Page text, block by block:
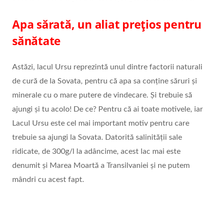
Apa sărată, un aliat prețios pentru
sănătate
Astăzi, lacul Ursu reprezintă unul dintre factorii naturali
de cură de la Sovata, pentru că apa sa conține săruri și
minerale cu o mare putere de vindecare. Și trebuie să
ajungi și tu acolo! De ce? Pentru că ai toate motivele, iar
Lacul Ursu este cel mai important motiv pentru care
trebuie sa ajungi la Sovata. Datorită salinității sale
ridicate, de 300g/l la adâncime, acest lac mai este
denumit și Marea Moartă a Transilvaniei și ne putem
mândri cu acest fapt.